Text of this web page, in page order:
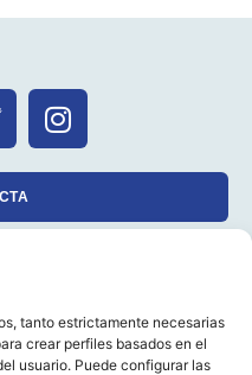
tanto estrictamente necesarias
crear perfiles basados en el
usuario. Puede configurar las
AVISO LEGAL
POLÍTICA DE PRIVACIDAD